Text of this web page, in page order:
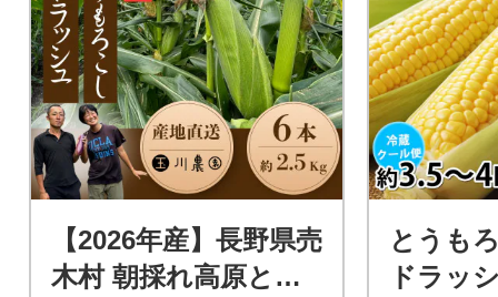
【2026年産】長野県売
木村 朝採れ高原とう
とうも
ドラッ